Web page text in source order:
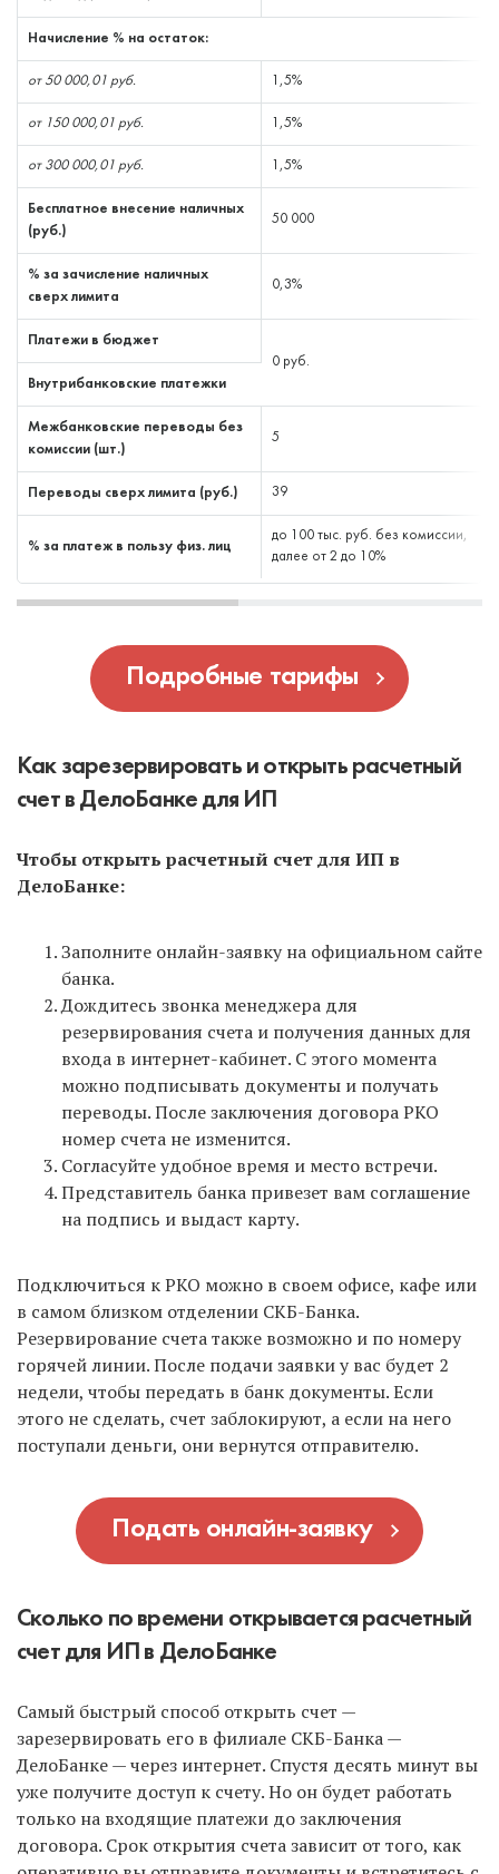
Начисление % на остаток:
от 50 000,01 руб. 1,5%
от 150 000,01 руб. 1,5%
от 300 000,01 руб. 1,5%
Бесплатное внесение наличных
(руб.)
50 000
% за зачисление наличных
сверх лимита
0,3%
Платежи в бюджет
0 руб.
Внутрибанковские платежки
Межбанковские переводы без
комиссии (шт.)
5
Переводы сверх лимита (руб.) 39
% за платеж в пользу физ. лиц
до 100 тыс. руб. без комиссии,
далее от 2 до 10%
Подробные тарифы
Как зарезервировать и открыть расчетный
счет в ДелоБанке для ИП
Чтобы открыть расчетный счет для ИП в
ДелоБанке:
Заполните онлайн-заявку на официальном сайте
банка.
Дождитесь звонка менеджера для
резервирования счета и получения данных для
входа в интернет-кабинет. С этого момента
можно подписывать документы и получать
переводы. После заключения договора РКО
номер счета не изменится.
Согласуйте удобное время и место встречи.
Представитель банка привезет вам соглашение
на подпись и выдаст карту.
Подключиться к РКО можно в своем офисе, кафе или
в самом близком отделении СКБ-Банка.
Резервирование счета также возможно и по номеру
горячей линии. После подачи заявки у вас будет 2
недели, чтобы передать в банк документы. Если
этого не сделать, счет заблокируют, а если на него
поступали деньги, они вернутся отправителю.
Подать онлайн-заявку
Сколько по времени открывается расчетный
счет для ИП в ДелоБанке
Самый быстрый способ открыть счет —
зарезервировать его в филиале СКБ-Банка —
ДелоБанке — через интернет. Спустя десять минут вы
уже получите доступ к счету. Но он будет работать
только на входящие платежи до заключения
договора. Срок открытия счета зависит от того, как